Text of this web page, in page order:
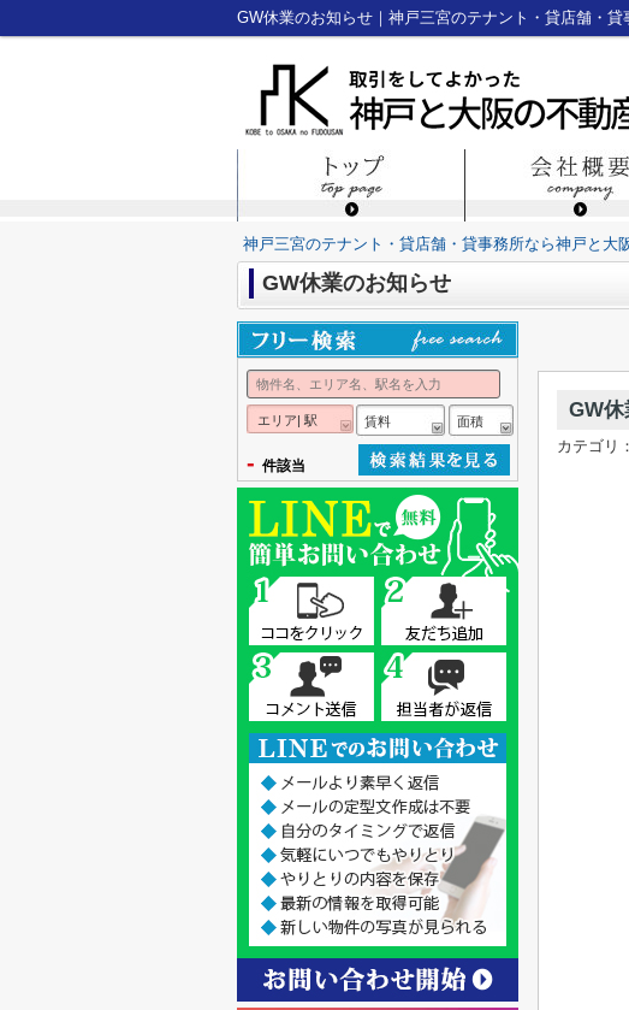
GW休業のお知らせ｜神戸三宮のテナント・貸店舗・
神戸三宮のテナント・貸店舗・貸事務所なら神戸と大
GW休業のお知らせ
GW
カテゴリ：
エリア| 駅 賃料 面積
- 件該当